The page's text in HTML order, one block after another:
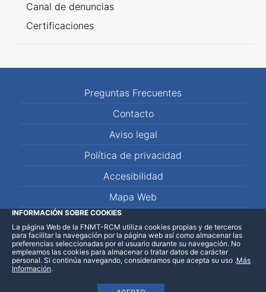
Canal de denuncias
Certificaciones
Preguntas Frecuentes
Contacto
Aviso legal
Política de privacidad
Accesibilidad
Mapa Web
LinkedInFacebookWhatsApp
INFORMACIÓN SOBRE COOKIES
La página Web de la FNMT-RCM utiliza cookies propias y de terceros
para facilitar la navegación por la página web así como almacenar las
preferencias seleccionadas por el usuario durante su navegación. No
empleamos las cookies para almacenar o tratar datos de carácter
personal. Si continúa navegando, consideramos que acepta su uso .Más
Información.